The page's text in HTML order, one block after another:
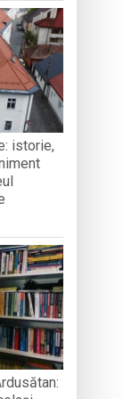
istorie,